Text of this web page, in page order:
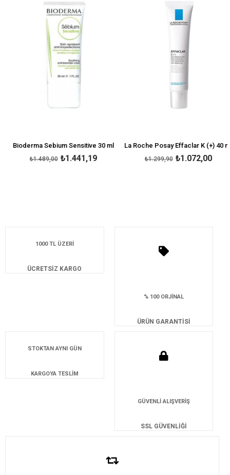
Bioderma Sebium Sensitive 30 ml
₺1.441,19
₺1.489,00
La Roche Posay Effaclar K (+) 40 ml
₺1.072,00
₺1.299,90
1000 TL ÜZERİ
ÜCRETSİZ KARGO
% 100 ORJİNAL
ÜRÜN GARANTİSİ
STOKTAN AYNI GÜN
KARGOYA TESLİM
GÜVENLİ ALIŞVERİŞ
SSL GÜVENLİĞİ